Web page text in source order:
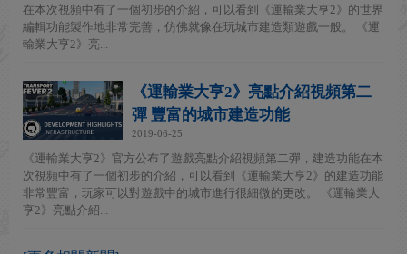
在本次視頻中有了一個初步的介紹，可以看到《運輸業大亨2》的世界
編輯功能製作地非常完善，仿佛就像在玩城市建造類遊戲一般。 《運
輸業大亨2》亮...
《運輸業大亨2》亮點介紹視頻第二
彈 豐富的城市建造功能
2019-06-25
《運輸業大亨2》官方公布了遊戲亮點介紹視頻第二彈，建造功能在本
次視頻中有了一個初步的介紹，可以看到《運輸業大亨2》的建造功能
非常豐富，玩家可以對遊戲中的城市進行很細微的更改。 《運輸業大
亨2》亮點介紹...